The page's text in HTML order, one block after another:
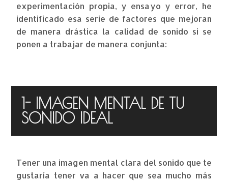
experimentación propia, y ensayo y error, he
identificado esa serie de factores que mejoran
de manera drástica la calidad de sonido si se
ponen a trabajar de manera conjunta:
1- IMAGEN MENTAL DE TU
SONIDO IDEAL
Tener una imagen mental clara del sonido que te
gustaría tener va a hacer que sea mucho más